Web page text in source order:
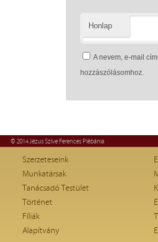
Honlap
A nevem, e-mail
hozzászólásomhoz.
© 2014 Jézus Szíve Ferences Plébánia
Szerzeteseink
Munkatársak
Tanácsadó Testület
Történet
Fíliák
Alapítvány